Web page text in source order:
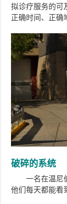
拟诊疗服务的可
正确时间、正确
破碎的系统
一名在温尼
他们每天都能看